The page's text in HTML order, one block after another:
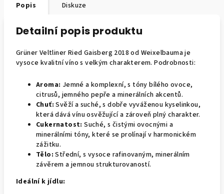
Popis Diskuze
Detailní popis produktu
Grüner Veltliner Ried Gaisberg 2018 od Weixelbauma je
vysoce kvalitní víno s velkým charakterem. Podrobnosti:
Aroma: Jemné a komplexní, s tóny bílého ovoce,
citrusů, jemného pepře a minerálních akcentů.
Chuť: Svěží a suché, s dobře vyváženou kyselinkou,
která dává vínu osvěžující a zároveň plný charakter.
Cukernatost: Suché, s čistými ovocnými a
minerálními tóny, které se prolínají v harmonickém
zážitku.
Tělo: Střední, s vysoce rafinovaným, minerálním
závěrem a jemnou strukturovaností.
Ideální k jídlu: